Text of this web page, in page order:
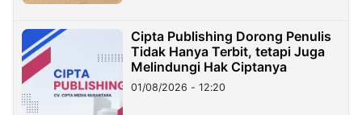
Cipta Publishing Dorong Penulis
Tidak Hanya Terbit, tetapi Juga
Melindungi Hak Ciptanya
01/08/2026 - 12:20